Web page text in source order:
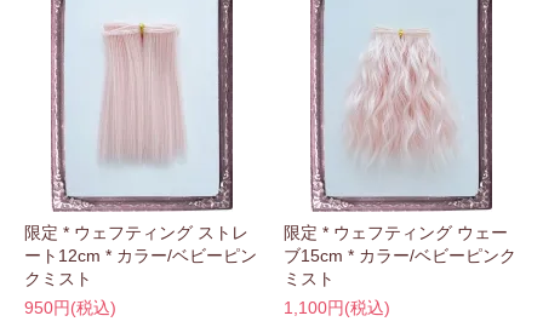
限定 * ウェフティング ストレ
ート12cm * カラー/ベビーピン
クミスト
950円(税込)
限定 * ウェフティング ウェー
ブ15cm * カラー/ベビーピンク
ミスト
1,100円(税込)